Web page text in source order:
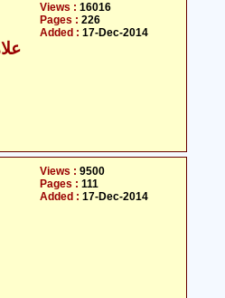
Views : 16016
Pages : 226
Added : 17-Dec-2014
Views : 9500
Pages : 111
Added : 17-Dec-2014